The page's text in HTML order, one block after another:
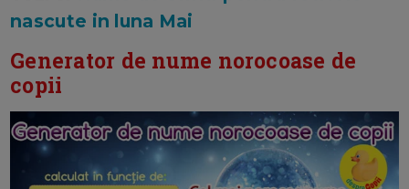
nascute in luna Mai
Generator de nume norocoase de
copii